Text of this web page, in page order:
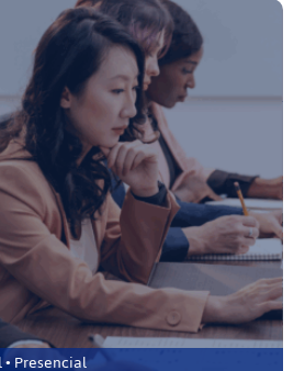
Presencial